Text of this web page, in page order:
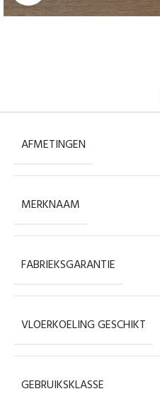
AFMETINGEN
MERKNAAM
FABRIEKSGARANTIE
VLOERKOELING GESCHIKT
GEBRUIKSKLASSE